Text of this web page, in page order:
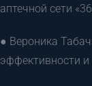
аптечной сети
● Вероника
эффективности